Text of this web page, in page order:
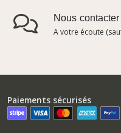
Nous contacter
A votre écoute
Paiements sécurisés